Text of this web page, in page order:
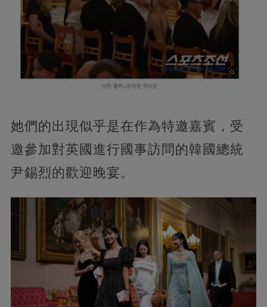
她們的出現似乎是在作為特邀嘉賓，受
邀參加對英國進行國事訪問的韓國總統
尹錫烈的歡迎晚宴。